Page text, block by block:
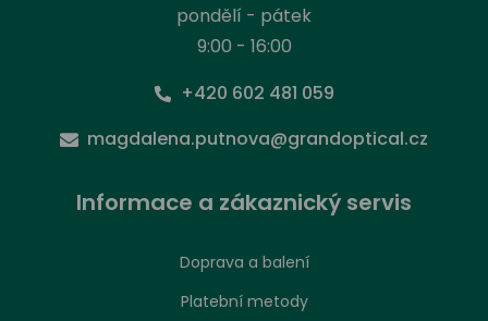
pondělí - pátek
9:00 - 16:00
+420 602 481 059
magdalena.putnova@grandoptical.cz
Informace a zákaznický servis
Doprava a balení
Platební metody